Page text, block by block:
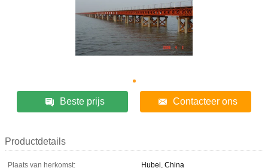
Beste prijs Contacteer ons
Productdetails
Plaats van herkomst:
Hubei, China